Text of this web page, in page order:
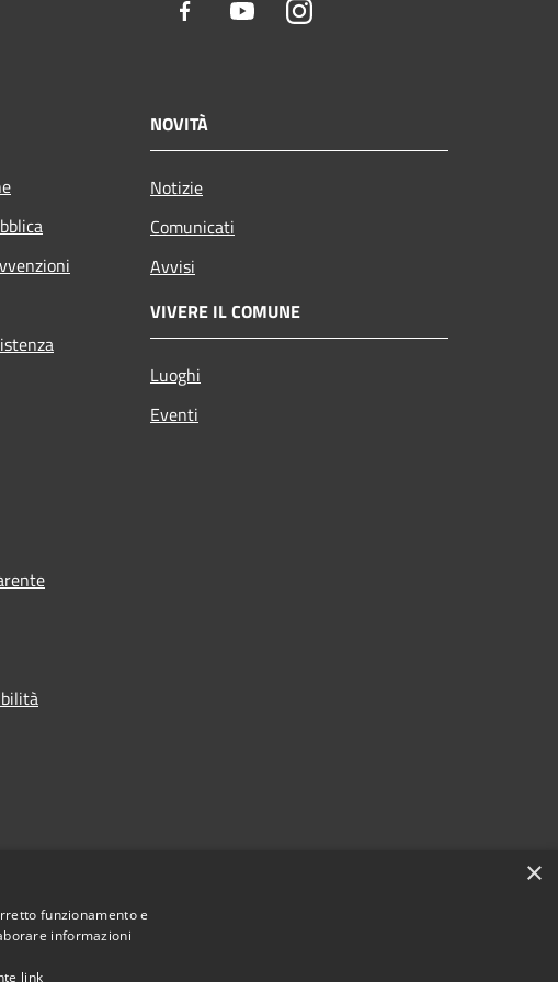
Facebook YoutubeInstagram
NOVITÀ
Notizie
Comunicati
Avvisi
VIVERE IL COMUNE
Luoghi
Eventi
×
funzionamento e
informazioni
link